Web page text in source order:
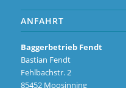
ANFAHRT
Baggerbetrieb Fendt
Bastian Fendt
Fehlbachstr. 2
85452 Moosinning